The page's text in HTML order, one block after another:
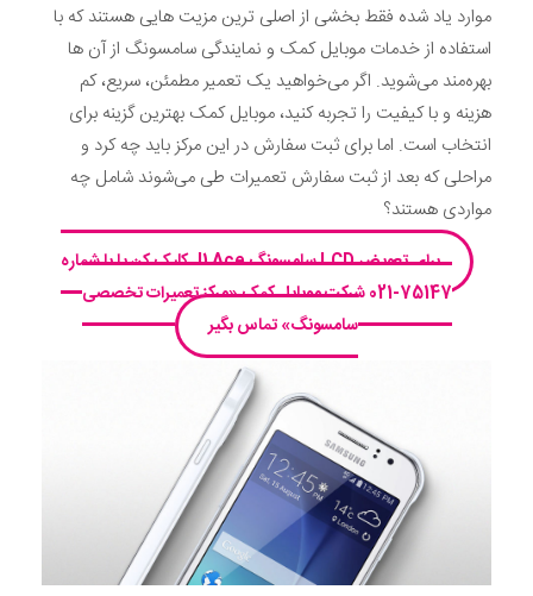
موارد یاد شده فقط بخشی از اصلی ترین مزیت هایی هستند که با
استفاده از خدمات موبایل کمک و نمایندگی سامسونگ از آن ها
بهره‌مند می‌شوید. اگر می‌خواهید یک تعمیر مطمئن، سریع، کم
هزینه و با کیفیت را تجربه کنید، موبایل کمک بهترین گزینه برای
انتخاب است. اما برای ثبت سفارش در این مرکز باید چه کرد و
مراحلی که بعد از ثبت سفارش تعمیرات طی می‌شوند شامل چه
مواردی هستند؟
برای تعویض LCD سامسونگ J1 Ace کلیک کن یا با شماره
75147-021 شرکت موبایل‌ کمک «مرکز تعمیرات تخصصی
سامسونگ» تماس بگیر